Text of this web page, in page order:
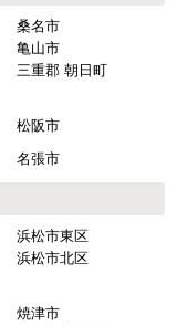
【注文時
ら）
桑名市
亀山市
三重郡 朝日町
松阪市
名張市
浜松市東区
浜松市北区
焼津市